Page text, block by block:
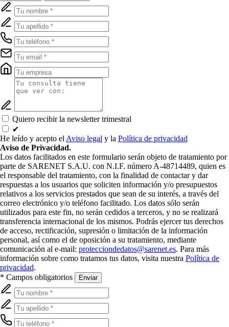
Quiero recibir la newsletter trimestral
✔
He leído y acepto el Aviso legal y la Política de privacidad
Aviso de Privacidad.
Los datos facilitados en este formulario serán objeto de tratamiento por
parte de SARENET S.A.U. con N.I.F. número A-48714489, quien es
el responsable del tratamiento, con la finalidad de contactar y dar
respuestas a los usuarios que soliciten información y/o presupuestos
relativos a los servicios prestados que sean de su interés, a través del
correo electrónico y/o teléfono facilitado. Los datos sólo serán
utilizados para este fin, no serán cedidos a terceros, y no se realizará
transferencia internacional de los mismos. Podrás ejercer tus derechos
de acceso, rectificación, supresión o limitación de la información
personal, así como el de oposición a su tratamiento, mediante
comunicación al e-mail: protecciondedatos@sarenet.es. Para más
información sobre como tratamos tus datos, visita nuestra Política de
privacidad.
* Campos obligatorios
Enviar